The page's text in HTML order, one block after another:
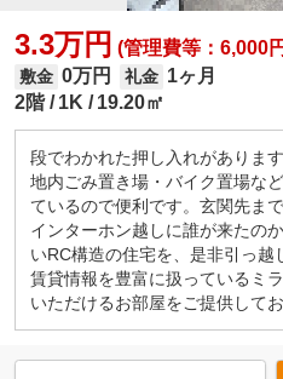
3.3万円 (管理費等：6,000
敷金 0万円 礼金 1ヶ月
2階
1K 19.20㎡
段でわかれた押し入れがありま
地内ごみ置き場・バイク置場な
ているので便利です。玄関先ま
インターホン越しに誰が来たの
いRC構造の住宅を、是非引っ
賃貸情報を豊富に扱っているミ
いただけるお部屋をご提供してお